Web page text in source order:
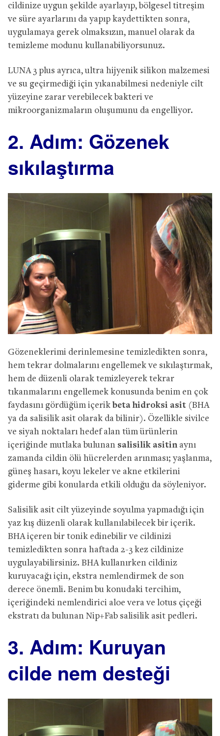
cildinize uygun şekilde ayarlayıp, bölgesel titreşim
ve süre ayarlarını da yapıp kaydettikten sonra,
uygulamaya gerek olmaksızın, manuel olarak da
temizleme modunu kullanabiliyorsunuz.
LUNA 3 plus ayrıca, ultra hijyenik silikon malzemesi
ve su geçirmediği için yıkanabilmesi nedeniyle cilt
yüzeyine zarar verebilecek bakteri ve
mikroorganizmaların oluşumunu da engelliyor.
2. Adım: Gözenek
sıkılaştırma
Gözeneklerimi derinlemesine temizledikten sonra,
hem tekrar dolmalarını engellemek ve sıkılaştırmak,
hem de düzenli olarak temizleyerek tekrar
tıkanmalarını engellemek konusunda benim en çok
faydasını gördüğüm içerik beta hidroksi asit (BHA
ya da salisilik asit olarak da bilinir). Özellikle sivilce
ve siyah noktaları hedef alan tüm ürünlerin
içeriğinde mutlaka bulunan salisilik asitinaynı
zamanda cildin ölü hücrelerden arınması; yaşlanma,
güneş hasarı, koyu lekeler ve akne etkilerini
giderme gibi konularda etkili olduğu da söyleniyor.
Salisilik asit cilt yüzeyinde soyulma yapmadığı için
yaz kış düzenli olarak kullanılabilecek bir içerik.
BHA içeren bir tonik edinebilir ve cildinizi
temizledikten sonra haftada 2-3 kez cildinize
uygulayabilirsiniz. BHA kullanırken cildiniz
kuruyacağı için, ekstra nemlendirmek de son
derece önemli. Benim bu konudaki tercihim,
içeriğindeki nemlendirici aloe vera ve lotus çiçeği
ekstratı da bulunan Nip+Fab salisilik asit pedleri.
3. Adım: Kuruyan
cilde nem desteği